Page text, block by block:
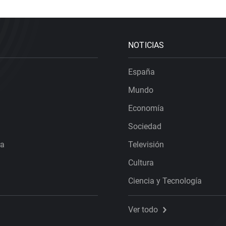
NOTICIAS
España
Mundo
Economía
Sociedad
Televisión
Cultura
Ciencia y Tecnología
Ver todo